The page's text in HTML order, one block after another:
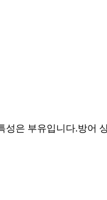
은 부유입니다.방어